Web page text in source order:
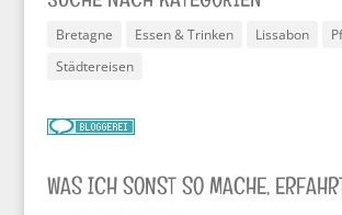
Bretagne Essen & Trinken Lissabon
Städtereisen
WAS ICH SONST SO MACHE,